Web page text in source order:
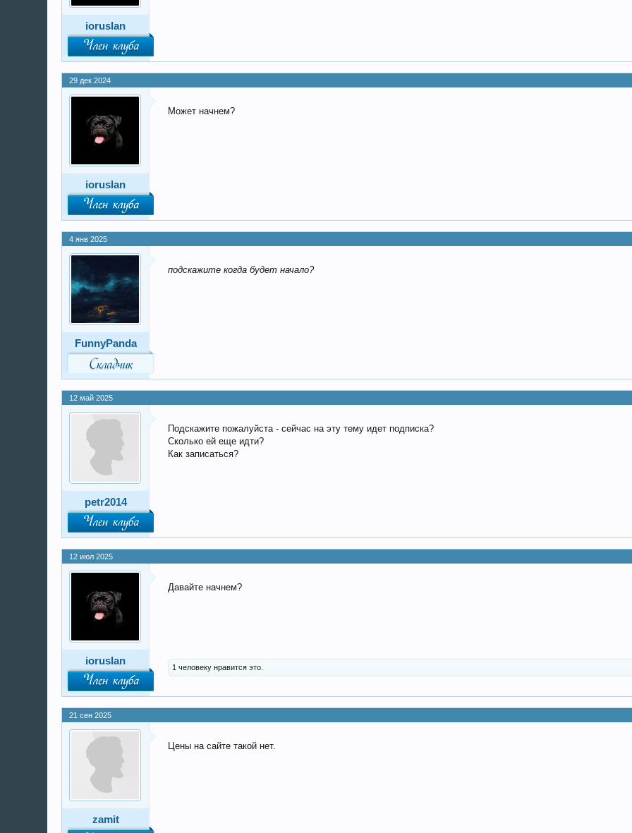
ioruslan
29 дек 2024
ioruslan
Может начнем?
4 янв 2025
FunnyPanda
подскажите когда будет начало?
12 май 2025
petr2014
Подскажите пожалуйста - сейчас на эту тему идет подписка?
Сколько ей еще идти?
Как записаться?
12 июл 2025
ioruslan
Давайте начнем?
1 человеку нравится это.
21 сен 2025
zamit
Цены на сайте такой нет.